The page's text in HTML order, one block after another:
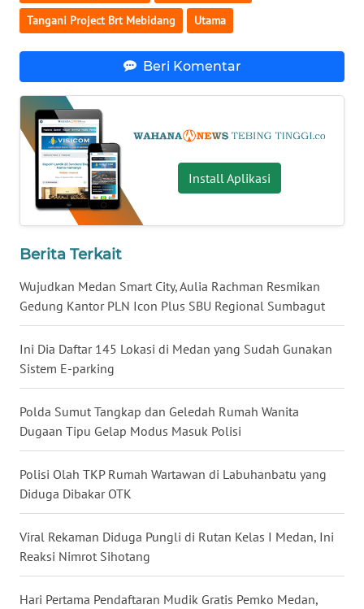
Tangani Project Brt Mebidang Utama
Beri Komentar
Install Aplikasi
Berita Terkait
Wujudkan Medan Smart City, Aulia Rachman Resmikan
Gedung Kantor PLN Icon Plus SBU Regional Sumbagut
Ini Dia Daftar 145 Lokasi di Medan yang Sudah Gunakan
Sistem E-parking
Polda Sumut Tangkap dan Geledah Rumah Wanita
Dugaan Tipu Gelap Modus Masuk Polisi
Polisi Olah TKP Rumah Wartawan di Labuhanbatu yang
Diduga Dibakar OTK
Viral Rekaman Diduga Pungli di Rutan Kelas I Medan, Ini
Reaksi Nimrot Sihotang
Hari Pertama Pendaftaran Mudik Gratis Pemko Medan,
DANAU
TOBA
NIAS
WN
LANGKAT
WN
TAPANULI
TANJUNG
LESUNG
WN
KARO
WN
SIMALUNGUN
WN
LABUHANBATU
WN
TAPANULI